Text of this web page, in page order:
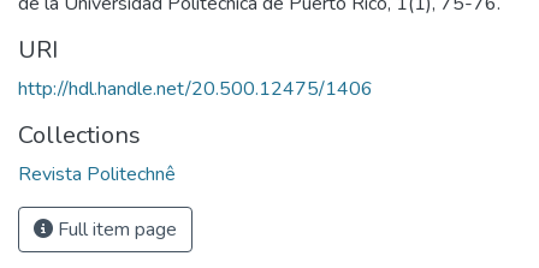
URI
http://hdl.handle.net/20.500.12475/1406
Collections
Revista Politechnê
Full item page